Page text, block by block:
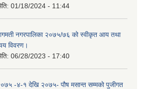
01/18/2024 - 11:44
नगरपालिका २०७५/७६ को स्वीकृत आय तथा
विवरण।
06/28/2023 - 17:40
-४-१ देखि २०७५- पौष मसान्त सम्मको पुजीगत